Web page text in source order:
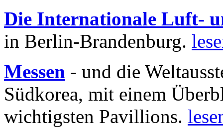
Die Internationale Luft-
in Berlin-Brandenburg.
Messen - und die
Südkorea, mit einem
wichtigsten Pavillions.